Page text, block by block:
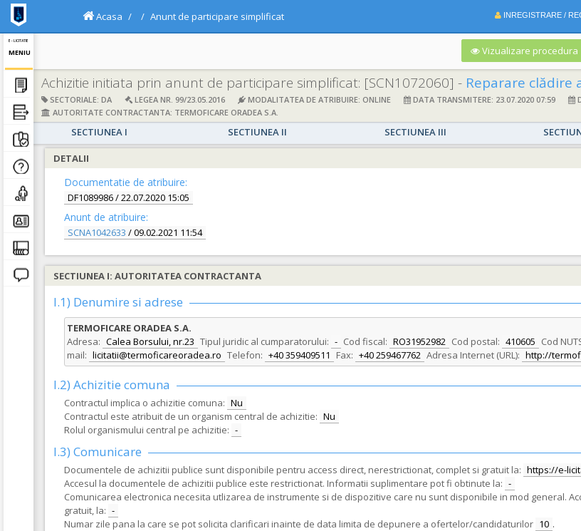
E - LICITATIE
MENIU
INREGISTRARE /
Acasa Anunt de participare simplificat
Vizualizare procedura
Achizitie initiata prin anunt de participare simplificat: [SCN1072060] - Reparare clădire atelier
SECTORIALE: DA LEGEA NR. 99/23.05.2016 MODALITATEA DE ATRIBUIRE: ONLINE DATA TRANSMITERE: 23.07.2020 07:59
AUTORITATE CONTRACTANTA: TERMOFICARE ORADEA S.A.
SECTIUNEA I SECTIUNEA II SECTIUNEA III
DETALII
Documentatie de atribuire:
DF1089986/ 22.07.2020 15:05
Anunt de atribuire:
SCNA1042633 / 09.02.2021 11:54
SECTIUNEA I: AUTORITATEA CONTRACTANTA
I.1) Denumire si adrese
TERMOFICARE ORADEA S.A.
Adresa: Calea Borsului, nr.23 Tipul juridic al cumparatorului: - Cod fiscal: RO31952982 Cod postal: 410605 Cod
mail: licitatii@termoficareoradea.ro Telefon: +40 359409511 Fax: +40 259467762 Adresa Internet (URL): http://
I.2) Achizitie comuna
Contractul implica o achizitie comuna: Nu
Contractul este atribuit de un organism central de achizitie: Nu
Rolul organismului central pe achizitie: -
I.3) Comunicare
Documentele de achizitii publice sunt disponibile pentru access direct, nerestrictionat, complet si gratuit la: https://e-
Accesul la documentele de achizitii publice este restrictionat. Informatii suplimentare pot fi obtinute la: -
Comunicarea electronica necesita utlizarea de instrumente si de dispozitive care nu sunt disponibile in mod general.
gratuit, la: -
Numar zile pana la care se pot solicita clarificari inainte de data limita de depunere a ofertelor/candidaturilor 10 .